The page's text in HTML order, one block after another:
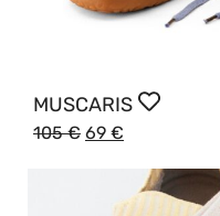
MUSCARIS
105€ 69 €